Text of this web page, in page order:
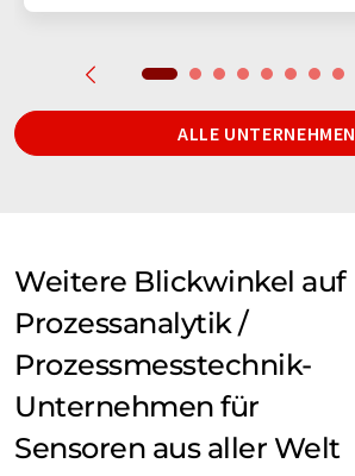
ALLE UNTERNEHMEN
Weitere Blickwinkel auf
Prozessanalytik /
Prozessmesstechnik-
Unternehmen für
Sensoren aus aller Welt